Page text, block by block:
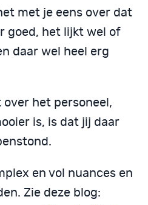
met je eens over dat
goed, het lijkt wel of
daar wel heel erg
over het personeel,
is, is dat jij daar
en vol nuances en
Zie deze blog: